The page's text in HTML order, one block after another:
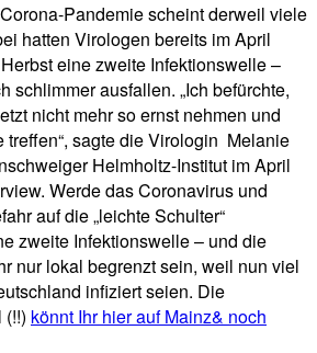
Pandemie scheint derweil viele
hatten Virologen bereits im April
eine zweite Infektionswelle –
schlimmer ausfallen. „Ich befürchte,
nicht mehr so ernst nehmen und
treffen“, sagte die Virologin Melanie
Helmholtz-Institut im April
Werde das Coronavirus und
auf die „leichte Schulter“
zweite Infektionswelle – und die
nur lokal begrenzt sein, weil nun viel
infiziert seien. Die
könnt Ihr hier auf Mainz& noch